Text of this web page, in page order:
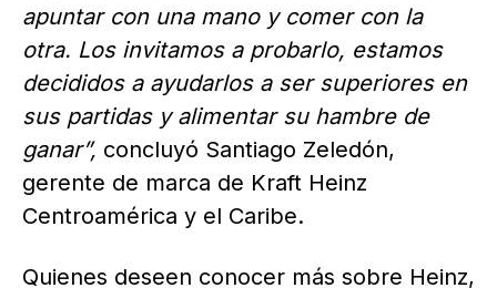
apuntar con una mano y comer con la
otra. Los invitamos a probarlo, estamos
decididos a ayudarlos a ser superiores en
sus partidas y alimentar su hambre de
ganar”, concluyó Santiago Zeledón,
gerente de marca de Kraft Heinz
Centroamérica y el Caribe.
Quienes deseen conocer más sobre Heinz,